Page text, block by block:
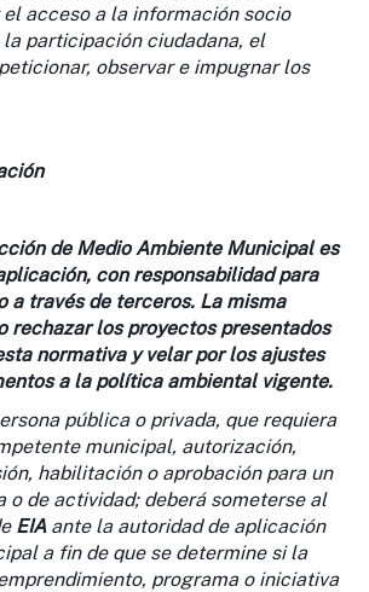
el acceso a la información socio
participación ciudadana, el
observar e impugnar los
de Medio Ambiente Municipal es
con responsabilidad para
a través de terceros. La misma
rechazar los proyectos presentados
normativa y velar por los ajustes
a la política ambiental vigente.
pública o privada, que requiera
municipal, autorización,
habilitación o aprobación para un
o de actividad; deberá someterse al
EIA ante la autoridad de aplicación
a fin de que se determine si la
programa o iniciativa